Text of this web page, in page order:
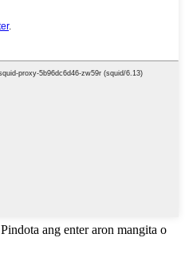
Pindota ang enter aron mangita o